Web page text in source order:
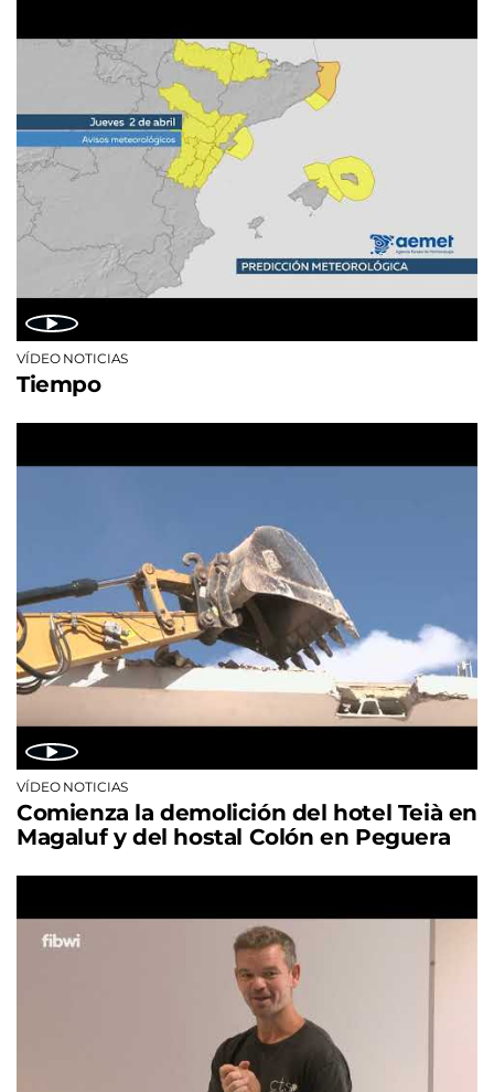
VÍDEO NOTICIAS
Tiempo
VÍDEO NOTICIAS
Comienza la demolición del hotel Teià en
Magaluf y del hostal Colón en Peguera